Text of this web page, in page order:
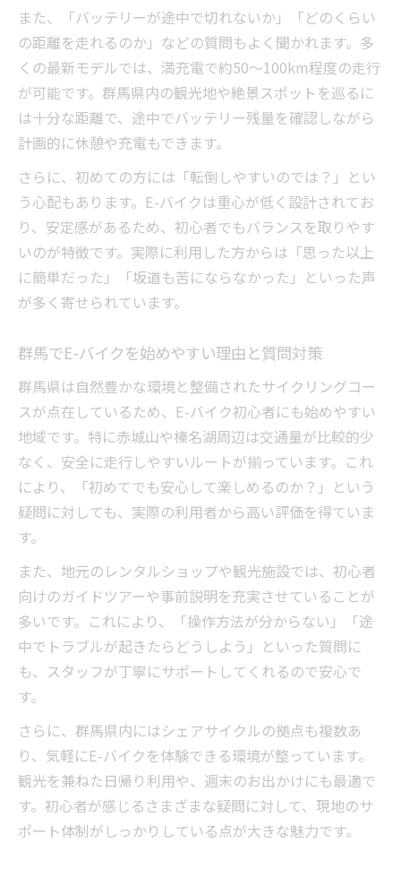
坂道サイクリングでE-バイク初心者が安心
する理由
免許不要E-バイクの基礎知識とよくある質
問
坂道走行時にE-バイク初心者が感じる疑問
初心者が免許不要E-バイクを選ぶポイント
初心者のE-バイク質問に答える基礎ガイド
E-バイク初心者のよくある質問と回答集
安全にE-バイクデビューするための疑問解
消法
初心者が悩むE-バイク操作の質問と解説
ト
初めてのE-バイクで気をつけたい質問事項
E-バイク選びなら体力やバッテリーを重視しよ
う
E-バイク初心者が重視すべき質問と選び方
体力に合わせたE-バイク選びの質問集
バッテリー性能でE-バイク選びの疑問解消
法
バッテリーと体力に関するE-バイクの疑問
初心者が知りたい群馬E-バイクの安全ポイント
E-バイク初心者が守るべき安全の質問集
群馬で安全にE-バイクに乗るための疑問解
初心者がE-バイク安全装備でよくある質問
E-バイク質問で学ぶ安全なサイクリング方
法
群馬でE-バイク初心者が安心する安全対策
また、「バッテリーが途中で切れないか」「どのくらい
の距離を走れるのか」などの質問もよく聞かれます。多
くの最新モデルでは、満充電で約50～100km程度の走行
が可能です。群馬県内の観光地や絶景スポットを巡るに
は十分な距離で、途中でバッテリー残量を確認しながら
計画的に休憩や充電もできます。
さらに、初めての方には「転倒しやすいのでは？」とい
う心配もあります。E-バイクは重心が低く設計されてお
り、安定感があるため、初心者でもバランスを取りやす
いのが特徴です。実際に利用した方からは「思った以上
に簡単だった」「坂道も苦にならなかった」といった声
が多く寄せられています。
群馬でE-バイクを始めやすい理由と質問対策
群馬県は自然豊かな環境と整備されたサイクリングコー
スが点在しているため、E-バイク初心者にも始めやすい
地域です。特に赤城山や榛名湖周辺は交通量が比較的少
なく、安全に走行しやすいルートが揃っています。これ
により、「初めてでも安心して楽しめるのか？」という
疑問に対しても、実際の利用者から高い評価を得ていま
す。
また、地元のレンタルショップや観光施設では、初心者
向けのガイドツアーや事前説明を充実させていることが
多いです。これにより、「操作方法が分からない」「途
中でトラブルが起きたらどうしよう」といった質問に
も、スタッフが丁寧にサポートしてくれるので安心で
す。
さらに、群馬県内にはシェアサイクルの拠点も複数あ
り、気軽にE-バイクを体験できる環境が整っています。
観光を兼ねた日帰り利用や、週末のお出かけにも最適で
す。初心者が感じるさまざまな疑問に対して、現地のサ
ポート体制がしっかりしている点が大きな魅力です。